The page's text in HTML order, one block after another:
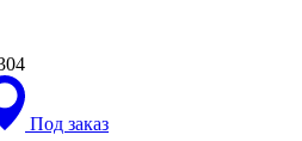
Под заказ